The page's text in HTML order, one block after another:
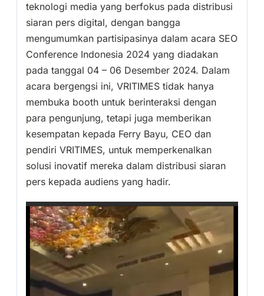
teknologi media yang berfokus pada distribusi
siaran pers digital, dengan bangga
mengumumkan partisipasinya dalam acara SEO
Conference Indonesia 2024 yang diadakan
pada tanggal 04 – 06 Desember 2024. Dalam
acara bergengsi ini, VRITIMES tidak hanya
membuka booth untuk berinteraksi dengan
para pengunjung, tetapi juga memberikan
kesempatan kepada Ferry Bayu, CEO dan
pendiri VRITIMES, untuk memperkenalkan
solusi inovatif mereka dalam distribusi siaran
pers kepada audiens yang hadir.